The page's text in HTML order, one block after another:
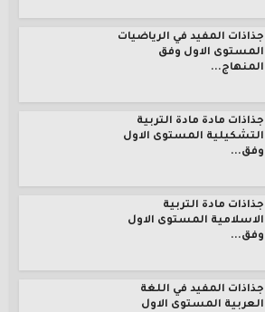
جذاذات المفيد في الرياضيات
المستوى الاول وفق
المنهاج...
جذاذات مادة مادة التربية
التشكيلية المستوى الاول
وفق...
جذاذات مادة التربية
الاسلامية المستوى الاول
وفق...
جذاذات المفيد في اللغة
العربية المستوى الاول